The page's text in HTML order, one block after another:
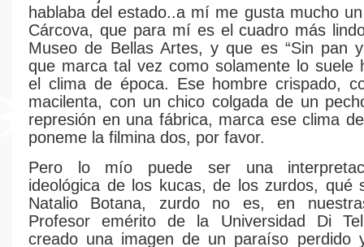
hablaba del estado..a mí me gusta mucho
Cárcova, que para mí es el cuadro más
Museo de Bellas Artes, y que es “Sin pan
que marca tal vez como solamente lo suele
el clima de época. Ese hombre crispado,
macilenta, con un chico colgada de un
represión en una fábrica, marca ese clima
poneme la filmina dos, por favor.
Pero lo mío puede ser una
ideológica de los kucas, de los zurdos, qué
Natalio Botana, zurdo no es, en
Profesor emérito de la Universidad Di
creado una imagen de un paraíso